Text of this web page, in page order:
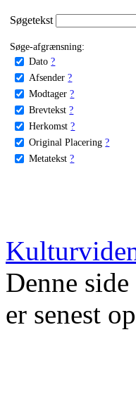
Søgetekst
Søge-afgrænsning:
Dato ?
Afsender ?
Modtager ?
Brevtekst ?
Herkomst ?
Original Placering ?
Metatekst ?
Denne
er senest